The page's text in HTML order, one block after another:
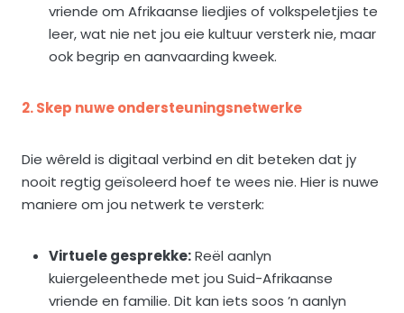
vriende om Afrikaanse liedjies of volkspeletjies te
leer, wat nie net jou eie kultuur versterk nie, maar
ook begrip en aanvaarding kweek.
2. Skep nuwe ondersteuningsnetwerke
Die wêreld is digitaal verbind en dit beteken dat jy
nooit regtig geïsoleerd hoef te wees nie. Hier is nuwe
maniere om jou netwerk te versterk:
Virtuele gesprekke:Reël aanlyn
kuiergeleenthede met jou Suid-Afrikaanse
vriende en familie. Dit kan iets soos ’n aanlyn